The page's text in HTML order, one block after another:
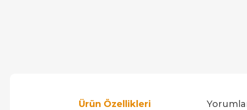
Ürün Özellikleri